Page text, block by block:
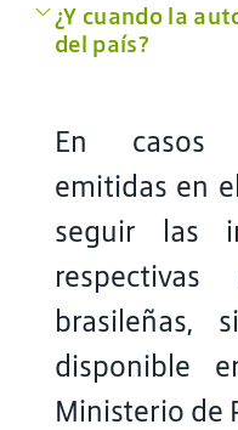
¿Y cuando la
del país?
En casos
emitidas en
seguir las
respectivas
brasileñas,
disponible
Ministerio de